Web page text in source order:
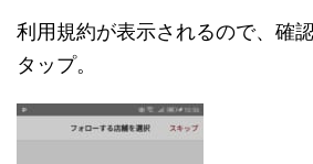
利用規約が表示されるので、確
タップ。